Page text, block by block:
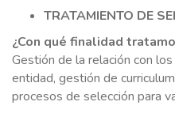
TRATAMIENTO DE
¿Con qué finalidad
Gestión de la relación con
entidad, gestión de
procesos de selección para